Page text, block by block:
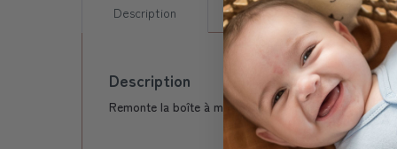
Description Livraison FAQs
Description
Remonte la boîte à musique et les adorables